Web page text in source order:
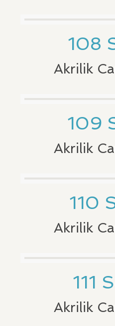
108
Akrilik
109
Akrilik
110
Akrilik
111
Akrilik